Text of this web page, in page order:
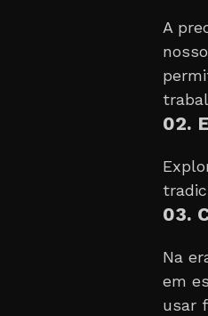
A
02.
03.
Na
em
usar